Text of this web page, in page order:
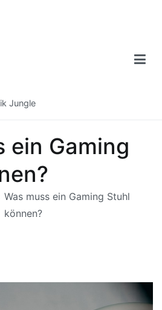
Jungle
ein Gaming
Was muss ein Gaming Stuhl
können?